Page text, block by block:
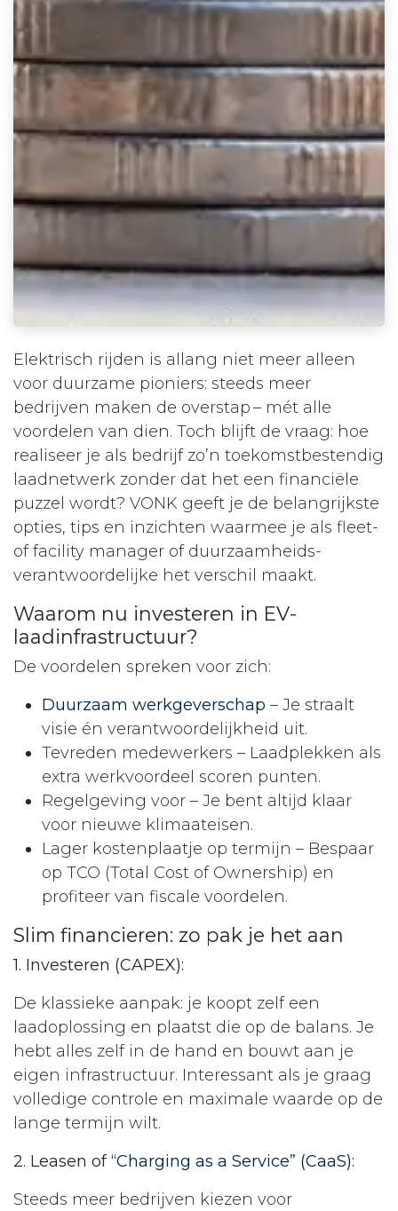
Elektrisch rijden is allang niet meer alleen
voor duurzame pioniers: steeds meer
bedrijven maken de overstap – mét alle
voordelen van dien. Toch blijft de vraag: hoe
realiseer je als bedrijf zo’n toekomstbestendig
laadnetwerk zonder dat het een financiële
puzzel wordt? VONK geeft je de belangrijkste
opties, tips en inzichten waarmee je als fleet-
of facility manager of duurzaamheids­
verantwoordelijke het verschil maakt.
Waarom nu investeren in EV-
laadinfrastructuur?
De voordelen spreken voor zich:
Duurzaam werkgeverschap – Je straalt
visie én verantwoordelijkheid uit.
Tevreden medewerkers – Laadplekken als
extra werkvoordeel scoren punten.
Regelgeving voor – Je bent altijd klaar
voor nieuwe klimaateisen.
Lager kostenplaatje op termijn – Bespaar
op TCO (Total Cost of Ownership) en
profiteer van fiscale voordelen.
Slim financieren: zo pak je het aan
1. Investeren (CAPEX):
De klassieke aanpak: je koopt zelf een
laadoplossing en plaatst die op de balans. Je
hebt alles zelf in de hand en bouwt aan je
eigen infrastructuur. Interessant als je graag
volledige controle en maximale waarde op de
lange termijn wilt.
2. Leasen of“Charging as a Service” (CaaS):
Steeds meer bedrijven kiezen voor